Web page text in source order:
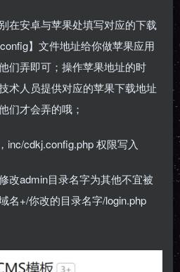
在安卓与苹果处填写对应的下载
】文件地址给你做苹果应用
们弄即可；操作苹果地址的时
术人员提供对应的苹果下载地址
们才会弄的哦；
inc/cdkj.config.php 权限写入
改admin目录名字为其他不宜被
名+/你改的目录名字/login.php